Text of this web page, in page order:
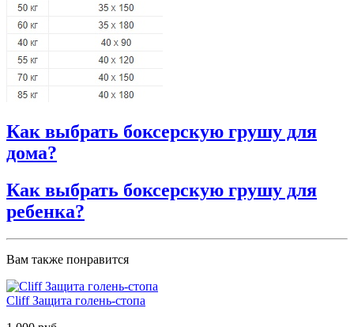
Как выбрать боксерскую грушу для
дома?
Как выбрать боксерскую грушу для
ребенка?
Вам также понравится
Cliff Защита голень-стопа